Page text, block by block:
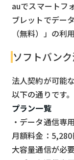
auでスマートフ
ブレットでデー
（無料）」の利
ソフトバン
法人契約が可能
以下の通りです。
プラン一覧
・データ通信専
月額料金：5,280
大容量通信が必